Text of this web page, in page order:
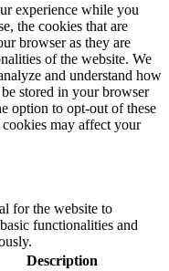
experience while you
the cookies that are
browser as they are
of the website. We
and understand how
stored in your browser
option to opt-out of these
may affect your
for the website to
functionalities and
Description